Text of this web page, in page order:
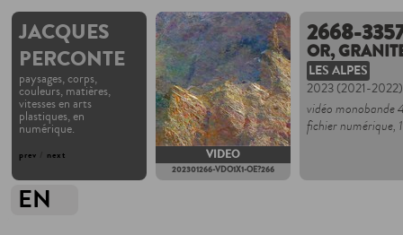
JACQUES
PERCONTE
paysages, corps,
couleurs, matières,
vitesses en arts
plastiques, en
numérique.
prev next VIDEO
202301266-VDO1X1-OE?266
2668-
OR,
LES ALPES
2023 (2021-
vidéo monobande
fichier
EN